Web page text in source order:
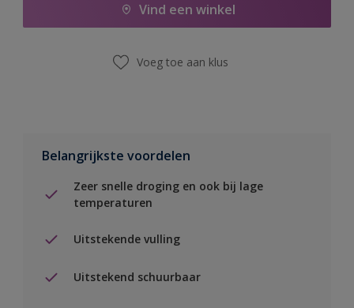
Vind een winkel
Voeg toe aan klus
Belangrijkste voordelen
Zeer snelle droging en ook bij lage
temperaturen
Uitstekende vulling
Uitstekend schuurbaar